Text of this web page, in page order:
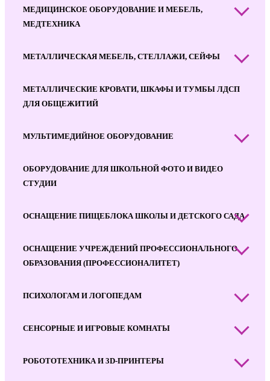
МЕДИЦИНСКОЕ ОБОРУДОВАНИЕ И МЕБЕЛЬ,
МЕДТЕХНИКА
МЕТАЛЛИЧЕСКАЯ МЕБЕЛЬ, СТЕЛЛАЖИ, СЕЙФЫ
МЕТАЛЛИЧЕСКИЕ КРОВАТИ, ШКАФЫ И ТУМБЫ ЛДСП
ДЛЯ ОБЩЕЖИТИЙ
МУЛЬТИМЕДИЙНОЕ ОБОРУДОВАНИЕ
ОБОРУДОВАНИЕ ДЛЯ ШКОЛЬНОЙ ФОТО И ВИДЕО
СТУДИИ
ОСНАЩЕНИЕ ПИЩЕБЛОКА ШКОЛЫ И ДЕТСКОГО САДА
ОСНАЩЕНИЕ УЧРЕЖДЕНИЙ ПРОФЕССИОНАЛЬНОГО
ОБРАЗОВАНИЯ (ПРОФЕССИОНАЛИТЕТ)
ПСИХОЛОГАМ И ЛОГОПЕДАМ
СЕНСОРНЫЕ И ИГРОВЫЕ КОМНАТЫ
РОБОТОТЕХНИКА И 3D-ПРИНТЕРЫ